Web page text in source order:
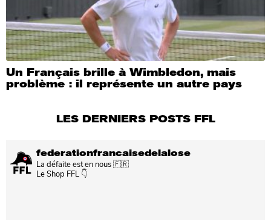
Un Français brille à Wimbledon, mais
problème : il représente un autre pays
LES DERNIERS POSTS FFL
federationfrancaisedelalose
La défaite est en nous 🇫🇷
Le Shop FFL 👇